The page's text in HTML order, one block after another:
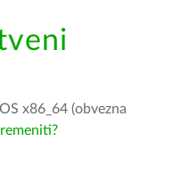
x86_64 (obvezna